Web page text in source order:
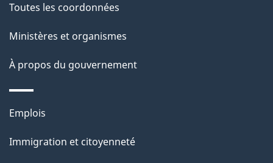
p
a
g
e
Toutes les coordonnées
Ministères et organismes
À propos du gouvernement
Thèmes
sujets
Emplois
Immigration et citoyenneté